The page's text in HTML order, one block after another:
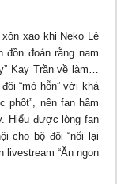
xao khi Neko Lê
đoán rằng nam
Kay Trần về làm…
“mỏ hỗn” với khả
phốt”, nên fan hâm
Hiểu được lòng fan
cho bộ đôi “nối lại
“Ăn ngon